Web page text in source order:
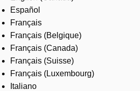
Español
Français
Français (Belgique)
Français (Canada)
Français (Suisse)
Français (Luxembourg)
Italiano